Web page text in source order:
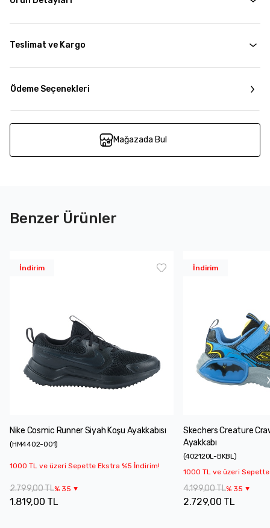
Teslimat ve Kargo
Ödeme Seçenekleri
Mağazada Bul
Benzer Ürünler
İndirim
Nike Cosmic Runner Siyah Koşu Ayakkabısı
(HM4402-001)
1000 TL ve üzeri Sepette Ekstra %5 İndirim!
2.799,00 TL% 35
1.819,00 TL
İndirim
Skechers Creature
Ayakkabı
(402120L-BKBL)
1000 TL ve üzeri
4.199,00 TL% 35
2.729,00 TL